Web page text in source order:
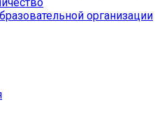
организации